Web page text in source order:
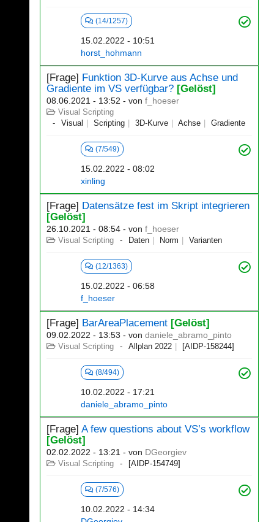
(14/1257)
15.02.2022 - 10:51
horst_hohmann
[Frage] Funktion 3D-Kurve aus Achse und
Gradiente im VS verfügbar? [Gelöst]
08.06.2021 - 13:52 - von f_hoeser
Visual Scripting
Visual
Scripting 3D-Kurve Achse Gradiente
(7/549)
15.02.2022 - 08:02
xinling
[Frage] Datensätze fest im Skript integrieren
[Gelöst]
26.10.2021 - 08:54 - von f_hoeser
Visual Scripting Daten Norm Varianten
(12/1363)
15.02.2022 - 06:58
f_hoeser
[Frage] BarAreaPlacement [Gelöst]
09.02.2022 - 13:53 - von daniele_abramo_pinto
Visual Scripting Allplan 2022 [AIDP-158244]
(8/494)
10.02.2022 - 17:21
daniele_abramo_pinto
[Frage] A few questions about VS’s workflow
[Gelöst]
02.02.2022 - 13:21 - von DGeorgiev
Visual Scripting [AIDP-154749]
(7/576)
10.02.2022 - 14:34